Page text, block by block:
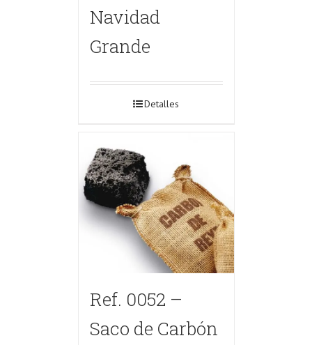
Navidad
Grande
Detalles
Ref. 0052 –
Saco de Carbón